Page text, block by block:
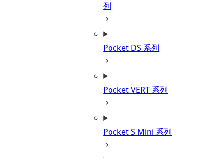
列
Pocket DS 系列
Pocket VERT 系列
Pocket S Mini 系列